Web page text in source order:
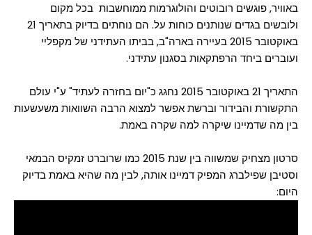
באוויר, פוגשים רובוטים והולוגרמות ממוחשבות בכל מקום
ולובשים בגדים שנותנים כוחות על. הם נוחתים בדיוק בתאריך 21
באוקטובר 2015 בעיירה בארה"ב, בביתו העתידני של מקפליי
ועוברים ביחד הרפתקאות בסגנון עתידני.
התאריך 21 באוקטובר 2015 נחגג כ"יום בחזרה לעתיד" ע"י עולם
התקשורת והבידור וברשת אפשר למצוא הרבה השוואות משעשעות
בין מה שדמיינו שיקרה למה שקרה באמת.
סרטון מצחיק שמשווה בין שנת 2015 כמו שרוברט זמקיס הבמאי
וסטיבן שפילברג המפיק דמיינו אותה, לבין מה שהיא באמת בדיוק
היום: